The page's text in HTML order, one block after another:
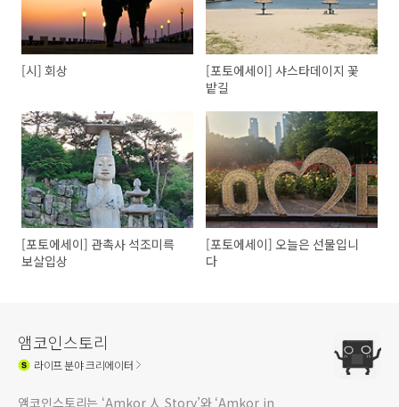
[시] 회상
[포토에세이] 샤스타데이지 꽃
밭길
[포토에세이] 관촉사 석조미륵
보살입상
[포토에세이] 오늘은 선물입니
다
앰코인스토리
라이프분야 크리에이터
앰코인스토리는 ‘Amkor 人 Story’와 ‘Amkor in